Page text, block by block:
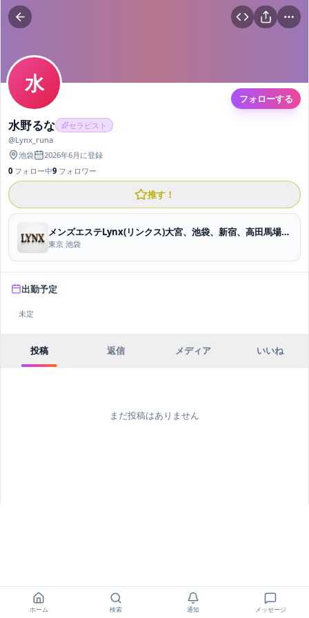
水
フォローする
水野るな
セラピスト
@Lynx_runa
池袋
2026年6月 に登録
0 フォロー中9 フォロワー
推す！
メンズエステLynx(リンクス)大宮、池袋、新宿、高田馬場、赤羽、川口
東京 池袋
出勤予定
未定
投稿 返信 メディア いいね
まだ投稿はありません
ホーム 検索 通知 メッセージ